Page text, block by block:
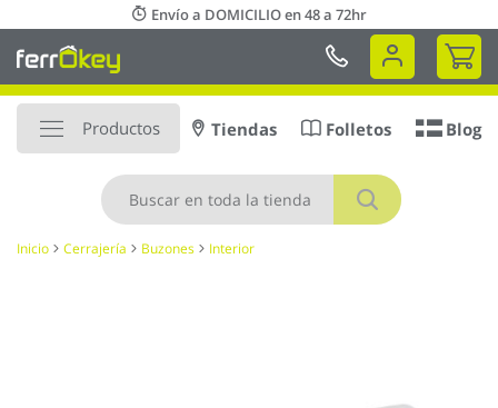
al
contenido
Envío a DOMICILIO en 48 a 72hr
Mi
Productos
Buscar
Tiendas Folletos Blog
Inicio Cerrajería Buzones Interior